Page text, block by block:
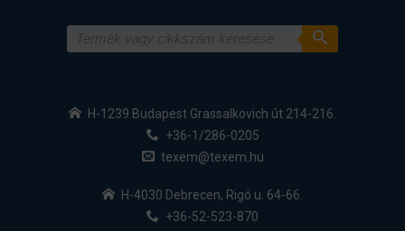
H-1239 Budapest Grassalkovich út 214-216.
+36-1/286-0205
texem@texem.hu
H-4030 Debrecen, Rigó u. 64-66.
+36-52-523-870